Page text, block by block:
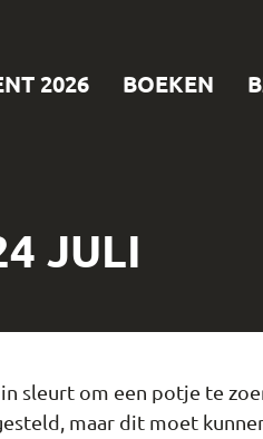
2026 BOEKEN
JULI
sleurt om een potje te
maar dit moet